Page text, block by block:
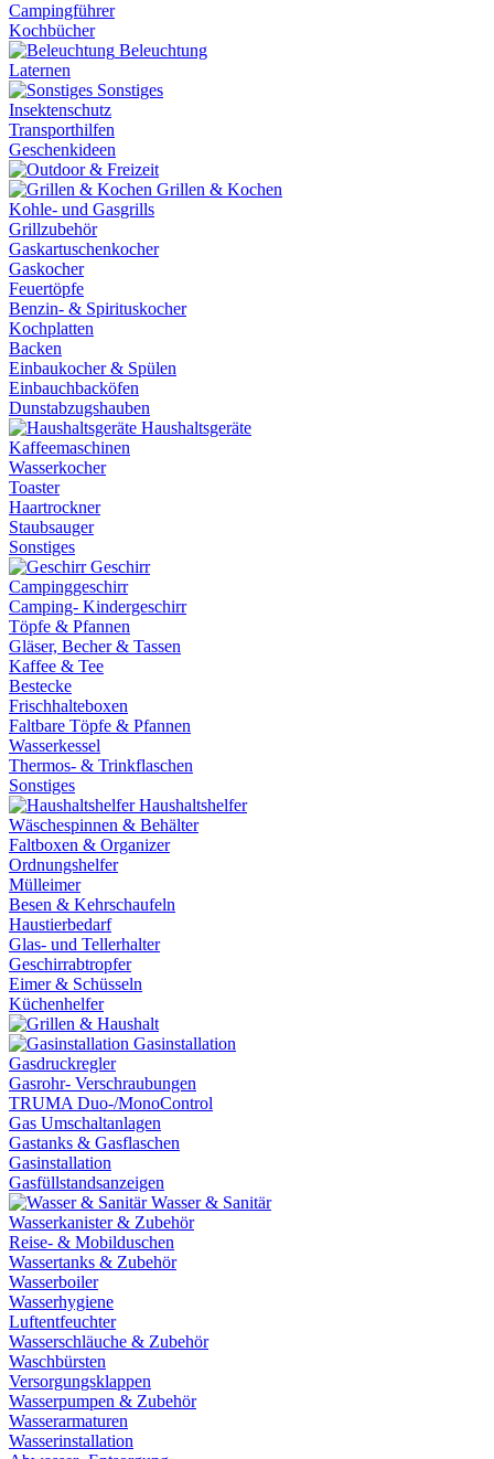
Campingführer
Kochbücher
Beleuchtung
Laternen
Sonstiges
Insektenschutz
Transporthilfen
Geschenkideen
Grillen & Kochen
Kohle- und Gasgrills
Grillzubehör
Gaskartuschenkocher
Gaskocher
Feuertöpfe
Benzin- & Spirituskocher
Kochplatten
Backen
Einbaukocher & Spülen
Einbauchbacköfen
Dunstabzugshauben
Haushaltsgeräte
Kaffeemaschinen
Wasserkocher
Toaster
Haartrockner
Staubsauger
Sonstiges
Geschirr
Campinggeschirr
Camping- Kindergeschirr
Töpfe & Pfannen
Gläser, Becher & Tassen
Kaffee & Tee
Bestecke
Frischhalteboxen
Faltbare Töpfe & Pfannen
Wasserkessel
Thermos- & Trinkflaschen
Sonstiges
Haushaltshelfer
Wäschespinnen & Behälter
Faltboxen & Organizer
Ordnungshelfer
Mülleimer
Besen & Kehrschaufeln
Haustierbedarf
Glas- und Tellerhalter
Geschirrabtropfer
Eimer & Schüsseln
Küchenhelfer
Gasinstallation
Gasdruckregler
Gasrohr- Verschraubungen
TRUMA Duo-/MonoControl
Gas Umschaltanlagen
Gastanks & Gasflaschen
Gasinstallation
Gasfüllstandsanzeigen
Wasser & Sanitär
Wasserkanister & Zubehör
Reise- & Mobilduschen
Wassertanks & Zubehör
Wasserboiler
Wasserhygiene
Luftentfeuchter
Wasserschläuche & Zubehör
Waschbürsten
Versorgungsklappen
Wasserpumpen & Zubehör
Wasserarmaturen
Wasserinstallation